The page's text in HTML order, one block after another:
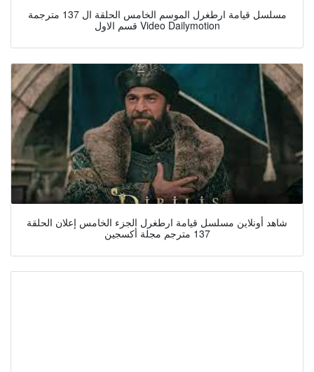
مسلسل قيامة ارطغرل الموسم الخامس الحلقة ال 137 مترجمة
قسم الاول Video Dailymotion
شاهد أونلاين مسلسل قيامة ارطغرل الجزء الخامس إعلان الحلقة
137 مترجم مجلة أكسجين